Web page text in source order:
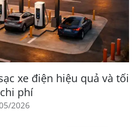
xe điện hiệu quả và tối
phí
2026